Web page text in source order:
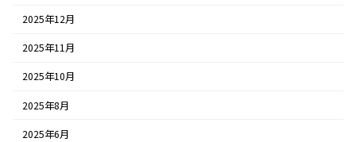
2025年12月
2025年11月
2025年10月
2025年8月
2025年6月